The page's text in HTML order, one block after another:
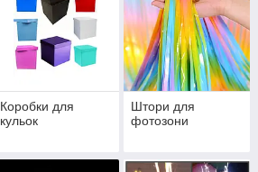
Коробки для
кульок
Штори для
фотозони